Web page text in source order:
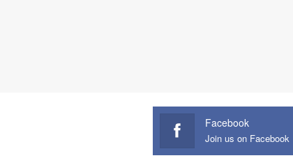
Facebook
Join us on Facebook